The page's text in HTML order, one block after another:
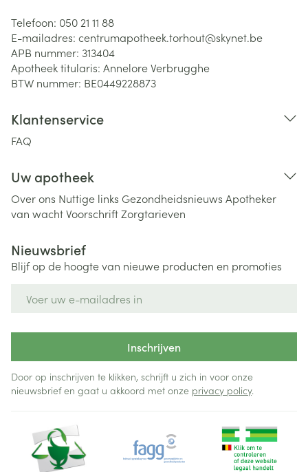
Telefoon: 050 21 11 88
E-mailadres: centrumapotheek.torhout@skynet.be
APB nummer: 313404
Apotheek titularis: Annelore Verbrugghe
BTW nummer: BE0449228873
Klantenservice
FAQ
Uw apotheek
Over ons Nuttige links Gezondheidsnieuws Apotheker
van wachtVoorschriftZorgtarieven
Nieuwsbrief
Blijf op de hoogte van nieuwe producten en promoties
Inschrijven
Door op inschrijven te klikken, schrijft u zich in voor onze
nieuwsbrief en gaat u akkoord met onze privacy policy.